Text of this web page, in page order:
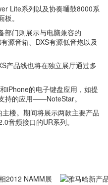
Lite系列以及协奏嗵鼓8000系
。
部门则展示与电脑兼容的
源音箱、DXS有源低音炮以及
产品线也将在独立展厅通过多
iPhone的电子键盘应用，如提
持的应用——NoteStar。
楼。期间将展示两款主要产品
音频接口的UR系列。